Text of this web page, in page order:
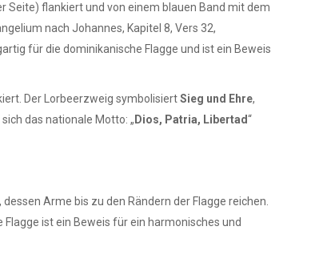
Seite) flankiert und von einem blauen Band mit dem
nach Johannes, Kapitel 8, Vers 32,
für die dominikanische Flagge und ist ein Beweis
Der Lorbeerzweig symbolisiertSieg und Ehre,
das nationale Motto: „ Dios, Patria, Libertad“
Arme bis zu den Rändern der Flagge reichen.
ist ein Beweis für ein harmonisches und